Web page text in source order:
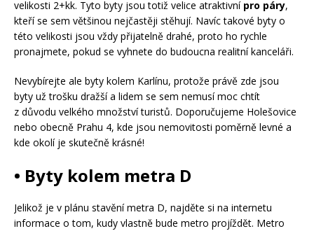
velikosti 2+kk. Tyto byty jsou totiž velice atraktivnípro páry,
kteří se sem většinou nejčastěji stěhují. Navíc takové byty o
této velikosti jsou vždy přijatelně drahé, proto ho rychle
pronajmete, pokud se vyhnete do budoucna realitní kanceláři.
Nevybírejte ale byty kolem Karlínu, protože právě zde jsou
byty už trošku dražší a lidem se sem nemusí moc chtít
z důvodu velkého množství turistů. Doporučujeme Holešovice
nebo obecně Prahu 4, kde jsou nemovitosti poměrně levné a
kde okolí je skutečně krásné!
• Byty kolem metra D
Jelikož je v plánu stavění metra D, najděte si na internetu
informace o tom, kudy vlastně bude metro projíždět. Metro